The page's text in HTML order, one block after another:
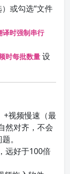
或勾选“文件
译时强制串行
时每批数量 设
+视频慢速（最
然对齐，不会
。
远好于100倍